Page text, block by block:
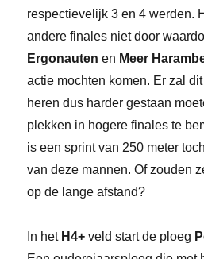
respectievelijk 3 en 4 werden.
andere finales niet door
Ergonautenen Meer
actie mochten komen. Er zal
heren dus harder gestaan
plekken in hogere finales te
is een sprint van 250 meter
van deze mannen. Of zouden
op de lange afstand?
In het H4+veld start de ploeg